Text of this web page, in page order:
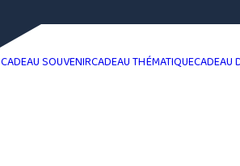
CADEAU SOUVENIRCADEAU THÉMATIQUECADEAU